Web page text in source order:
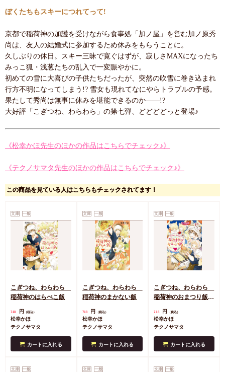
ぼくたちもスキーにつれてって!
京都で稲荷神の加護を受けながら食事処「加ノ屋」を営む加ノ原秀
尚は、友人の結婚式に参加するため休みをもらうことに。
久しぶりの休日。スキー三昧で寛ぐはずが、寂しさMAXになったち
みっこ狐・浅葱たちの乱入で一変賑やかに。
初めての雪に大喜びの子供たちだったが、突然の吹雪に巻き込まれ
行方不明になってしまう!? 雪女も現れてなにやらトラブルの予感。
果たして秀尚は無事に休みを堪能できるのか――!?
大好評「こぎつね、わらわら」の第七弾、どどどどっと登場♪
《松幸かほ先生のほかの作品はこちらでチェック♪》
《テクノサマタ先生のほかの作品はこちらでチェック♪》
この商品を見ている人はこちらもチェックされてます！
文庫 一般
こぎつね、わらわら
稲荷神のはらぺこ飯
748 円 （税込）
松幸かほ
テクノサマタ
カートに入れる
文庫 一般
こぎつね、わらわら
稲荷神のまかない飯
748 円 （税込）
松幸かほ
テクノサマタ
カートに入れる
文庫 一般
こぎつね、わらわら
稲荷神のおまつり飯
748 円 （税込）
松幸かほ
テクノサマタ
カートに入れる
文庫 一般 文庫 一般 文庫 一般